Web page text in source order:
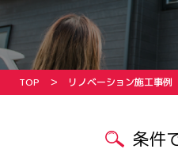
TOP リノベーション施工事例
条件